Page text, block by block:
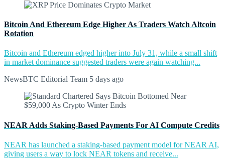
Bitcoin And Ethereum Edge Higher As Traders Watch Altcoin
Rotation
Bitcoin and Ethereum edged higher into July 31, while a small shift
in market dominance suggested traders were again watching...
NewsBTC Editorial Team 5 days ago
NEAR Adds Staking-Based Payments For AI Compute Credits
NEAR has launched a staking-based payment model for NEAR AI,
giving users a way to lock NEAR tokens and receive...